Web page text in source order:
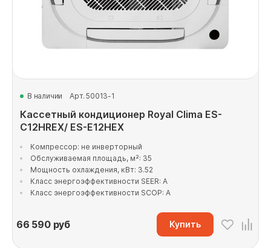
В наличии Арт. 50013-1
Кассетный кондиционер Royal Clima ES-
C12HREX/ ES-E12HEX
Компрессор: не инверторный
Обслуживаемая площадь, м²: 35
Мощность охлаждения, кВт: 3.52
Класс энергоэффективности SEER: A
Класс энергоэффективности SCOP: A
66 590руб Купить